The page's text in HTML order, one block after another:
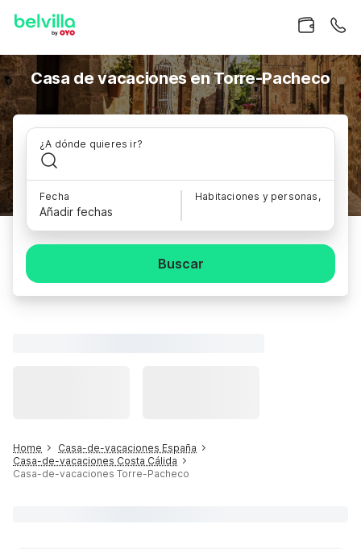
Casa de vacaciones en Torre-Pacheco
¿A dónde quieres ir?
Fecha
Añadir fechas
Habitaciones y personas,
Buscar
Home
Casa-de-vacaciones España
Casa-de-vacaciones Costa Cálida
Casa-de-vacaciones Torre-Pacheco